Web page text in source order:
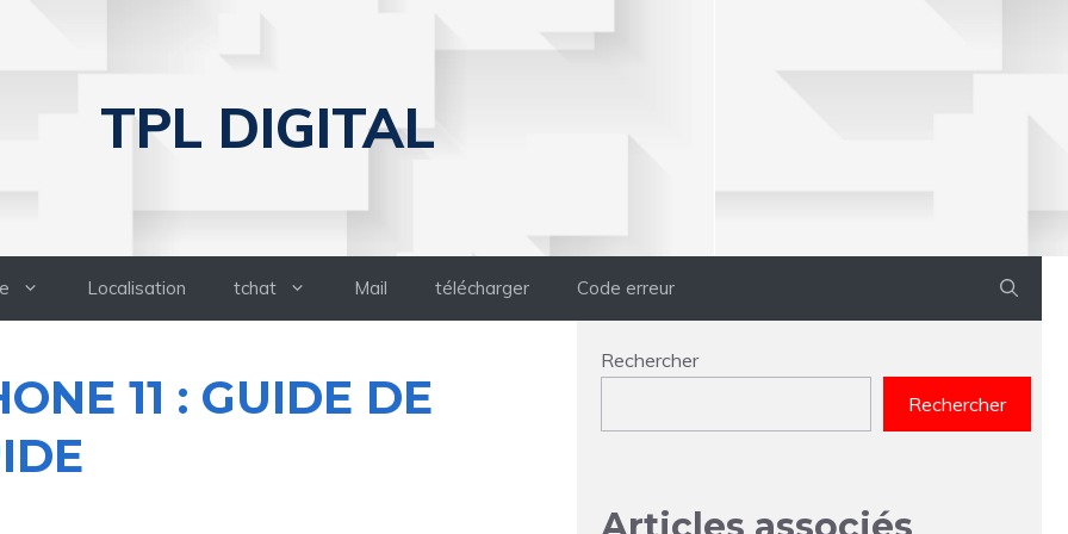
TPL DIGITAL
Localisation tchat Mail télécharger Code erreur
11 : GUIDE DE
Rechercher
Rechercher